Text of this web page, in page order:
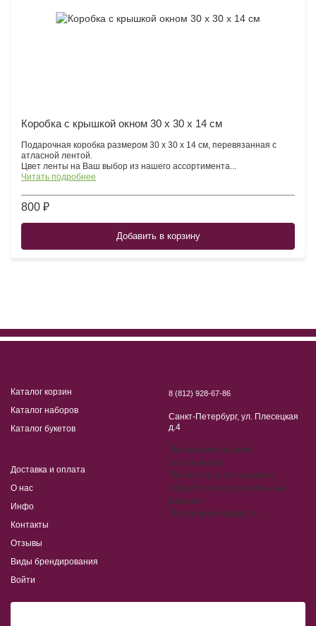
Коробка с крышкой окном 30 х 30 х 14 см
Подарочная коробка размером 30 х 30 х 14 см, перевязанная с
атласной лентой.
Цвет ленты на Ваш выбор из нашего ассортимента...
Читать подробнее
800 ₽
Каталог корзин
Каталог наборов
Каталог букетов
Доставка и оплата
О нас
Инфо
Контакты
Отзывы
Виды брендирования
Войти
8 (812) 928-67-86
Санкт-Петербург, ул. Плесецкая
д.4
Пользовательское
cоглашение
Политика в отношении
обработки персональных
данных
Публичная оферта